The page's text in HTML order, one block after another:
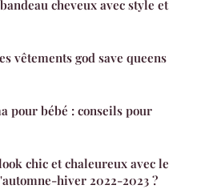
cheveux avec style et
vêtements god save queens
pour bébé : conseils pour
chic et chaleureux avec le
hiver 2022-2023 ?